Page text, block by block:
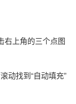
右上角的三个点图
动找到“自动填充”